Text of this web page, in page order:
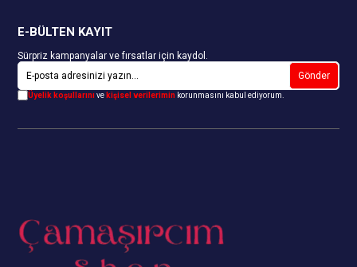
E-BÜLTEN KAYIT
Sürpriz kampanyalar ve fırsatlar için kaydol.
Gönder
Üyelik koşullarınıve kişisel verilerimin korunmasını kabul ediyorum.